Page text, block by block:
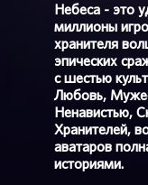
Небеса - это
миллионы
хранителя
эпических
с шестью
Любовь,
Ненавистью,
Хранителей,
аватаров
историями.